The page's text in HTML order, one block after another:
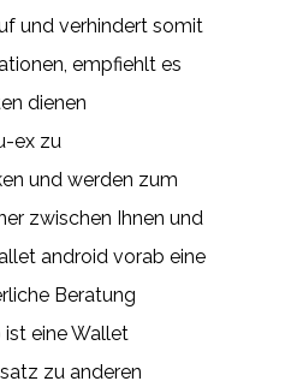
und verhindert somit
empfiehlt es
dienen
ex zu
und werden zum
zwischen Ihnen und
android vorab eine
Beratung
ist eine Wallet
zu anderen